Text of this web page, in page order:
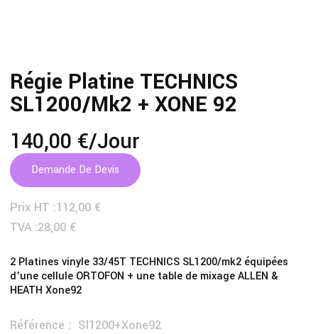
Régie Platine TECHNICS
SL1200/mk2 + XONE 92
140,00 €/jour
Demande De Devis
Prix HT :112,00 €
TVA :28,00 €
2 Platines vinyle 33/45T TECHNICS SL1200/mk2 équipées
d'une cellule ORTOFON + une table de mixage ALLEN &
HEATH Xone92
Référence : Sl1200+xone92